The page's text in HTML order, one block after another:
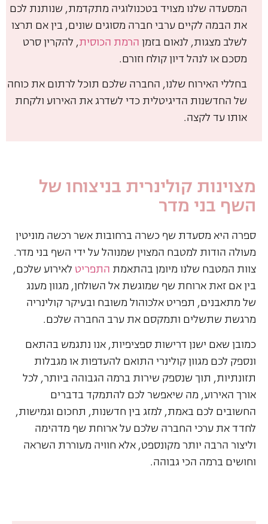
המסעדה שלנו מצויד בטכנולוגיה מתקדמת, שנותנת לכם
את הבמה לקיים ערבי חברה מסוגים שונים, בין אם תרצו
לשלב מצגות, לנאום בזמן הרמת הכוסית, להקרין סרט
מסכם או לנהל דיון קולח וזורם.
בחללי האירוח שלנו, החברה שלכם תוכל לרתום את כוחה
של החדשנות הדיגיטלית כדי לשדרג את האירוע ולקחת
אותו עד לקצה.
מצוינות קולינרית בניצוחו של
השף בני מדר
ספרה היא מסעדת שף כשרה ברחובות אשר רכשה מוניטין
מעולה הודות למטבח המצוין שמנוהל על ידי השף בני מדר.
צוות המטבח שלנו מיומן בהתאמת התפריט לאירוע שלכם,
בין אם זאת ארוחת שף שמוגשת אל השולחן, מגוון מענג
של מתאבנים, תפריט אלכוהול משובח ובעיקר קולינריה
מרגשת שתשלים ותמקסם את ערב החברה שלכם.
כמובן שאם ישנן דרישות ספציפיות, אנו נתגמש בהתאם
ונספק לכם מגוון קולינרי התואם להעדפות או מגבלות
תזונתיות, תוך שנספק שירות ברמה הגבוהה ביותר, לכל
אורך האירוע, מה שיאפשר לכם להתמקד בדברים
החשובים לכם באמת, למזג בין חדשנות, תחכום וגמישות,
לחדד את ערכי החברה שלכם על ארוחת שף מדהימה
וליצור הרבה יותר מקונספט, אלא חוויה מעוררת השראה
וחושים ברמה הכי גבוהה.